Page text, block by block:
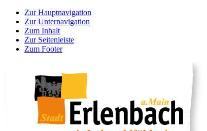
Zur Hauptnavigation
Zur Unternavigation
Zum Inhalt
Zur Seitenleiste
Zum Footer